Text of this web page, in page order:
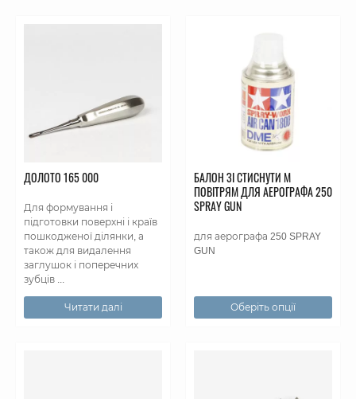
ДОЛОТО 165 000
Для формування і
підготовки поверхні і країв
пошкодженої ділянки, а
також для видалення
заглушок і поперечних
зубців ...
Читати далі
БАЛОН ЗІ СТИСНУТИ М
ПОВІТРЯМ ДЛЯ АЕРОГРАФА 250
SPRAY GUN
для аерографа 250 SPRAY
GUN
Оберіть опції